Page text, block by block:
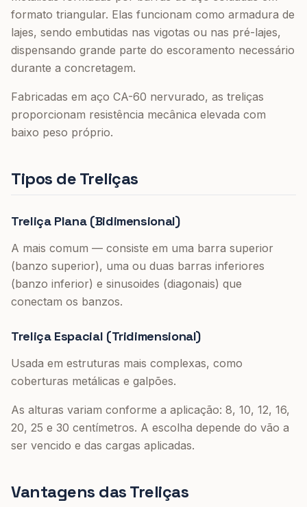
formato triangular. Elas funcionam como armadura de
lajes, sendo embutidas nas vigotas ou nas pré-lajes,
dispensando grande parte do escoramento necessário
durante a concretagem.
Fabricadas em aço CA-60 nervurado, as treliças
proporcionam resistência mecânica elevada com
baixo peso próprio.
Tipos de Treliças
Treliça Plana (Bidimensional)
A mais comum — consiste em uma barra superior
(banzo superior), uma ou duas barras inferiores
(banzo inferior) e sinusoides (diagonais) que
conectam os banzos.
Treliça Espacial (Tridimensional)
Usada em estruturas mais complexas, como
coberturas metálicas e galpões.
As alturas variam conforme a aplicação: 8, 10, 12, 16,
20, 25 e 30 centímetros. A escolha depende do vão a
ser vencido e das cargas aplicadas.
Vantagens das Treliças